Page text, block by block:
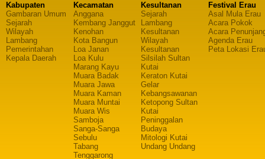
Kabupaten
Gambaran Umum
Sejarah
Wilayah
Lambang
Pemerintahan
Kepala Daerah
Kecamatan
Anggana
Kembang Janggut
Kenohan
Kota Bangun
Loa Janan
Loa Kulu
Marang Kayu
Muara Badak
Muara Jawa
Muara Kaman
Muara Muntai
Muara Wis
Samboja
Sanga-Sanga
Sebulu
Tabang
Tenggarong
Kesultanan
Sejarah
Lambang
Kesultanan
Wilayah
Kesultanan
Silsilah Sultan
Kutai
Keraton Kutai
Gelar
Kebangsawanan
Ketopong Sultan
Kutai
Peninggalan
Budaya
Mitologi Kutai
Undang Undang
Festival Erau
Asal Mula Erau
Acara Pokok
Acara
Agenda Erau
Peta Lokasi